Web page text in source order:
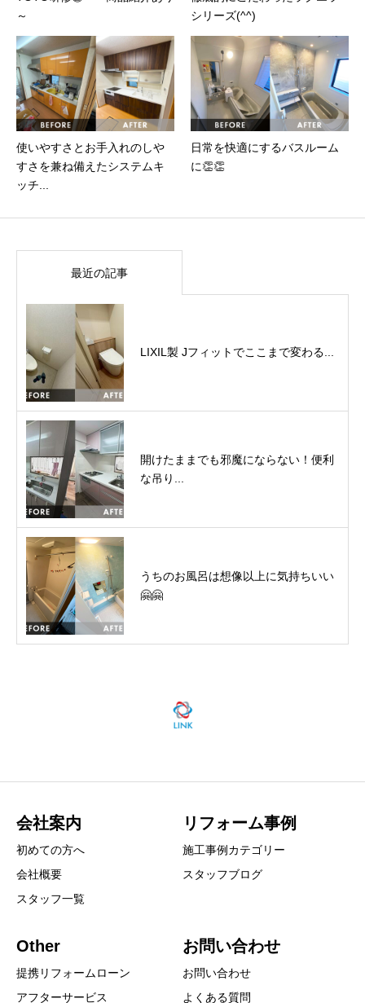
～
シリーズ(^^)
使いやすさとお手入れのしや
すさを兼ね備えたシステムキ
ッチ...
日常を快適にするバスルーム
に👏👏
最近の記事
LIXIL製 Jフィットでここまで変わる...
開けたままでも邪魔にならない！便利
な吊り...
うちのお風呂は想像以上に気持ちいい
🤗🤗
会社案内
初めての方へ
会社概要
スタッフ一覧
リフォーム事例
施工事例カテゴリー
スタッフブログ
Other
提携リフォームローン
アフターサービス
お問い合わせ
お問い合わせ
よくある質問